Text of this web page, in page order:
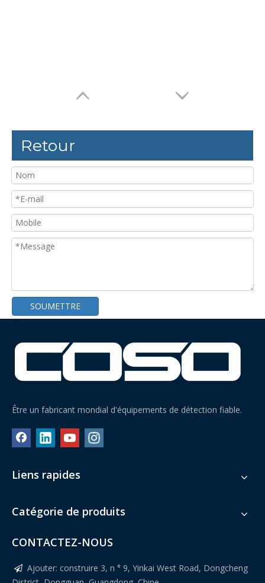
Retour
SOUMETTRE
Être un fabricant mondial d'équipements de détection fiable.
Liens rapides
Catégorie de produits
CONTACTEZ-NOUS
 Ajouter: construire 3, n ° 9, Yinkai West Road, Dongcheng